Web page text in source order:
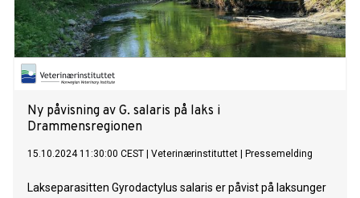
Ny påvisning av G. salaris på laks i
Drammensregionen
15.10.2024 11:30:00 CEST Veterinærinstituttet Pressemelding
Lakseparasitten Gyrodactylus salaris er påvist på laksunger